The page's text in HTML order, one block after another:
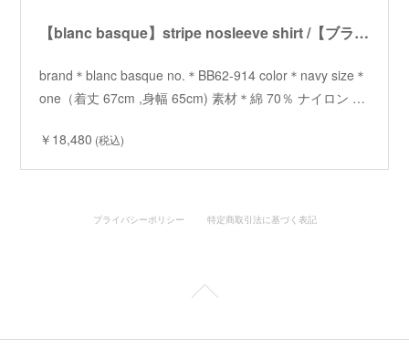
【blanc basque】stripe nosleeve shirt /【ブランバスク】ストライプノースリーブシャツ
brand＊blanc basque no.＊BB62-914 color＊navy size＊
one（着丈 67cm ,身幅 65cm) 素材＊綿 70％ ナイロン …
￥18,480 (税込)
プライバシーポリシー 特定商取引法に基づく表記